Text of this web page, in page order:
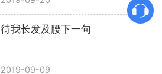
待我长发及腰下一句
2019-09-09